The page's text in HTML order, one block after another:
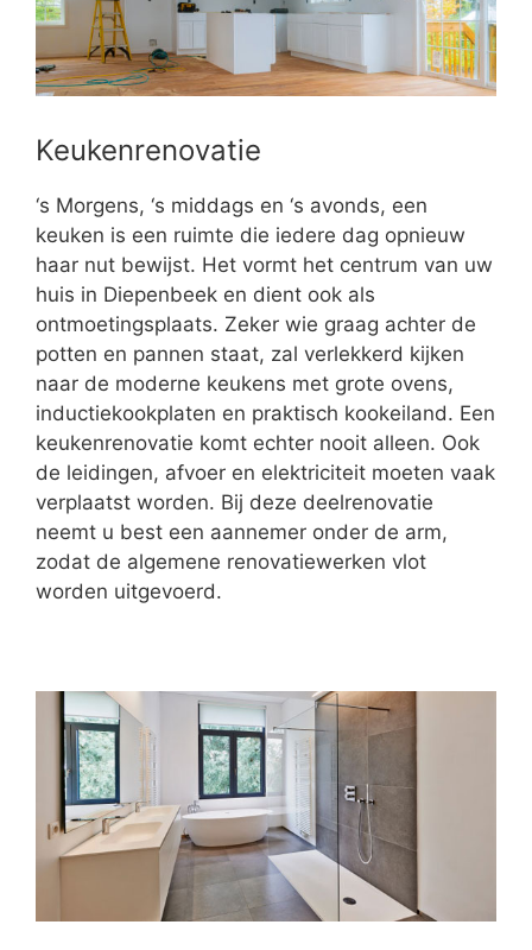
Keukenrenovatie
‘s Morgens, ‘s middags en ‘s avonds, een
keuken is een ruimte die iedere dag opnieuw
haar nut bewijst. Het vormt het centrum van uw
huis in Diepenbeek en dient ook als
ontmoetingsplaats. Zeker wie graag achter de
potten en pannen staat, zal verlekkerd kijken
naar de moderne keukens met grote ovens,
inductiekookplaten en praktisch kookeiland. Een
keukenrenovatie komt echter nooit alleen. Ook
de leidingen, afvoer en elektriciteit moeten vaak
verplaatst worden. Bij deze deelrenovatie
neemt u best een aannemer onder de arm,
zodat de algemene renovatiewerken vlot
worden uitgevoerd.